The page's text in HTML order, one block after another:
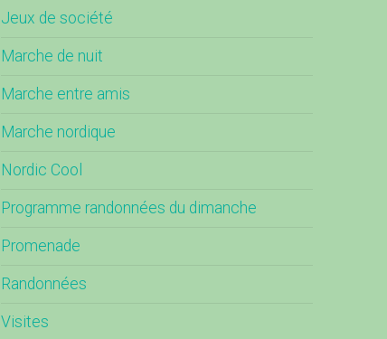
Jeux de société
Marche de nuit
Marche entre amis
Marche nordique
Nordic Cool
Programme randonnées du dimanche
Promenade
Randonnées
Visites